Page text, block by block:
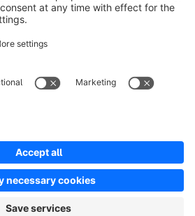
PrivacyLegal notice
AG - All rights reserved